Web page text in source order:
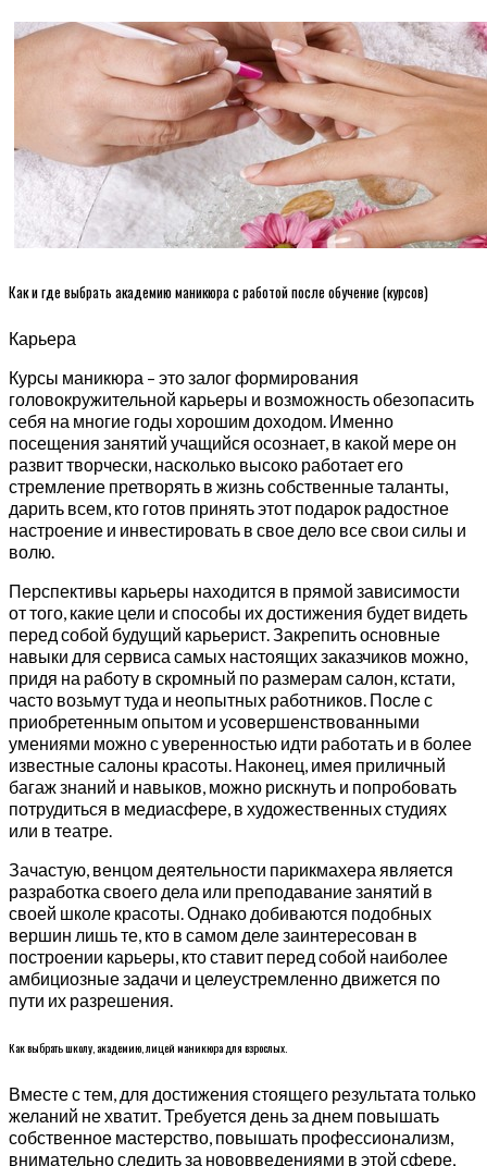
Как и где выбрать академию маникюра с работой после обучение (курсов)
Карьера
Курсы маникюра – это залог формирования
головокружительной карьеры и возможность обезопасить
себя на многие годы хорошим доходом. Именно
посещения занятий учащийся осознает, в какой мере он
развит творчески, насколько высоко работает его
стремление претворять в жизнь собственные таланты,
дарить всем, кто готов принять этот подарок радостное
настроение и инвестировать в свое дело все свои силы и
волю.
Перспективы карьеры находится в прямой зависимости
от того, какие цели и способы их достижения будет видеть
перед собой будущий карьерист. Закрепить основные
навыки для сервиса самых настоящих заказчиков можно,
придя на работу в скромный по размерам салон, кстати,
часто возьмут туда и неопытных работников. После с
приобретенным опытом и усовершенствованными
умениями можно с уверенностью идти работать и в более
известные салоны красоты. Наконец, имея приличный
багаж знаний и навыков, можно рискнуть и попробовать
потрудиться в медиасфере, в художественных студиях
или в театре.
Зачастую, венцом деятельности парикмахера является
разработка своего дела или преподавание занятий в
своей школе красоты. Однако добиваются подобных
вершин лишь те, кто в самом деле заинтересован в
построении карьеры, кто ставит перед собой наиболее
амбициозные задачи и целеустремленно движется по
пути их разрешения.
Как выбрать школу, академию, лицей маникюра для взрослых.
Вместе с тем, для достижения стоящего результата только
желаний не хватит. Требуется день за днем повышать
собственное мастерство, повышать профессионализм,
внимательно следить за нововведениями в этой сфере,